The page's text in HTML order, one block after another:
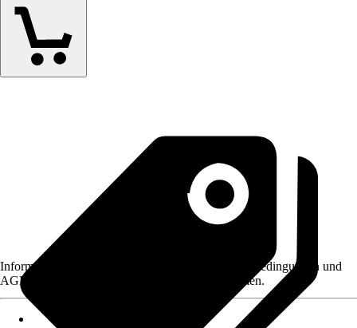
Informationen des Verkäufers, wie z. B. Rückgabebedingungen und
AGB, finden Sie bei Klick auf den Verkäufernamen.